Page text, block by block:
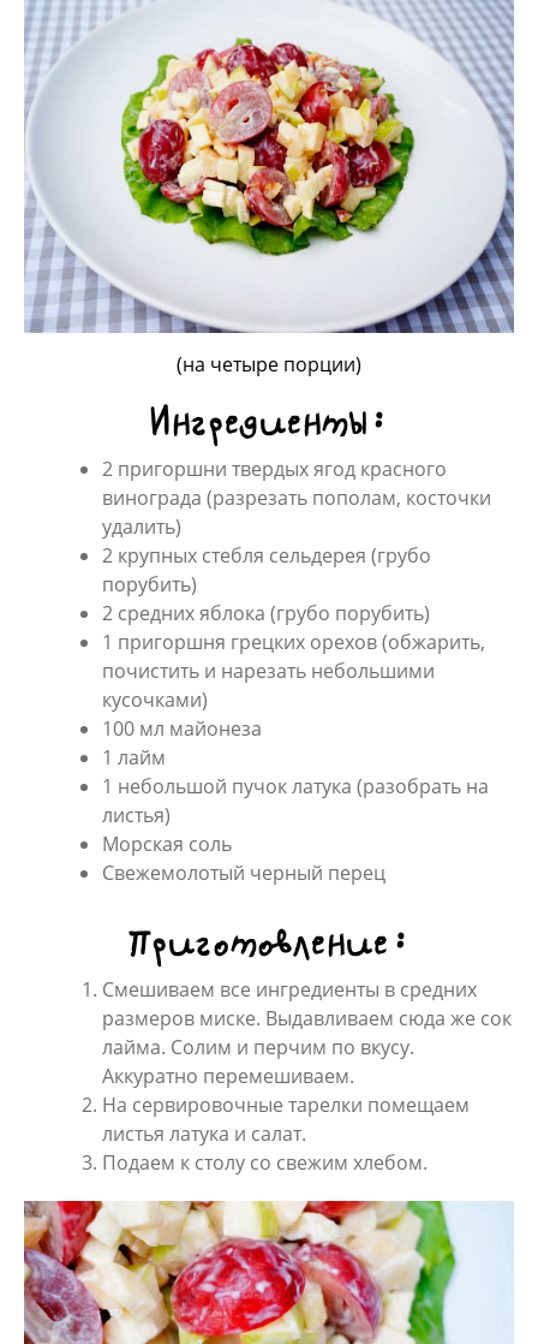
(на четыре порции)
Ингредиенты:
2 пригоршни твердых ягод красного
винограда (разрезать пополам, косточки
удалить)
2 крупных стебля сельдерея (грубо
порубить)
2 средних яблока (грубо порубить)
1 пригоршня грецких орехов (обжарить,
почистить и нарезать небольшими
кусочками)
100 мл майонеза
1 лайм
1 небольшой пучок латука (разобрать на
листья)
Морская соль
Свежемолотый черный перец
Приготовление:
Смешиваем все ингредиенты в средних
размеров миске. Выдавливаем сюда же сок
лайма. Солим и перчим по вкусу.
Аккуратно перемешиваем.
На сервировочные тарелки помещаем
листья латука и салат.
Подаем к столу со свежим хлебом.